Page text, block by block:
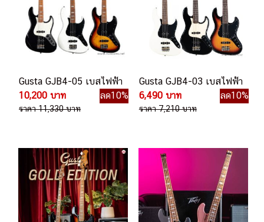
Gusta GJB4-05 เบสไฟฟ้า
10,200 บาท
ลด10%
ราคา 11,330 บาท
Gusta GJB4-03 เบสไฟฟ้า
6,490 บาท
ลด10%
ราคา 7,210 บาท